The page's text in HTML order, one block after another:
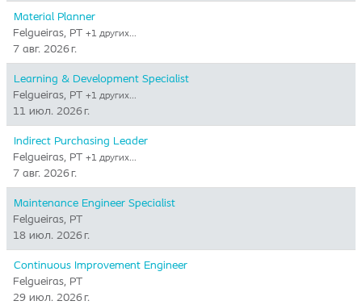
Material Planner
Felgueiras, PT +1 других…
7 авг. 2026 г.
Learning & Development Specialist
Felgueiras, PT +1 других…
11 июл. 2026 г.
Indirect Purchasing Leader
Felgueiras, PT +1 других…
7 авг. 2026 г.
Maintenance Engineer Specialist
Felgueiras, PT
18 июл. 2026 г.
Continuous Improvement Engineer
Felgueiras, PT
29 июл. 2026 г.